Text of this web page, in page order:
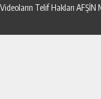
Videoların Telif Hakları